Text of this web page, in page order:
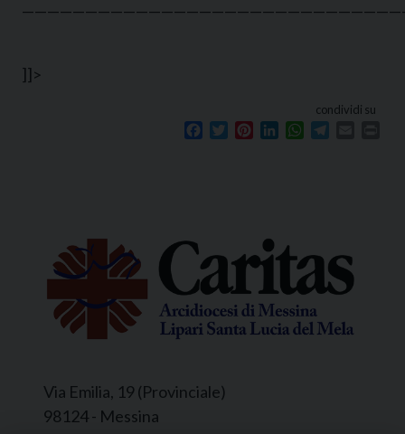
]]>
condividi su
Facebook
TwitterPinterestLinkedInWhatsApp
Via Emilia, 19 (Provinciale)
98124 - Messina